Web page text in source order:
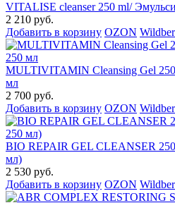
VITALISE cleanser 250 ml/
2 210 руб.
Добавить в корзину OZON
MULTIVITAMIN Cleansing Gel
мл
2 700 руб.
Добавить в корзину OZON
BIO REPAIR GEL CLEANSER
мл)
2 530 руб.
Добавить в корзину OZON